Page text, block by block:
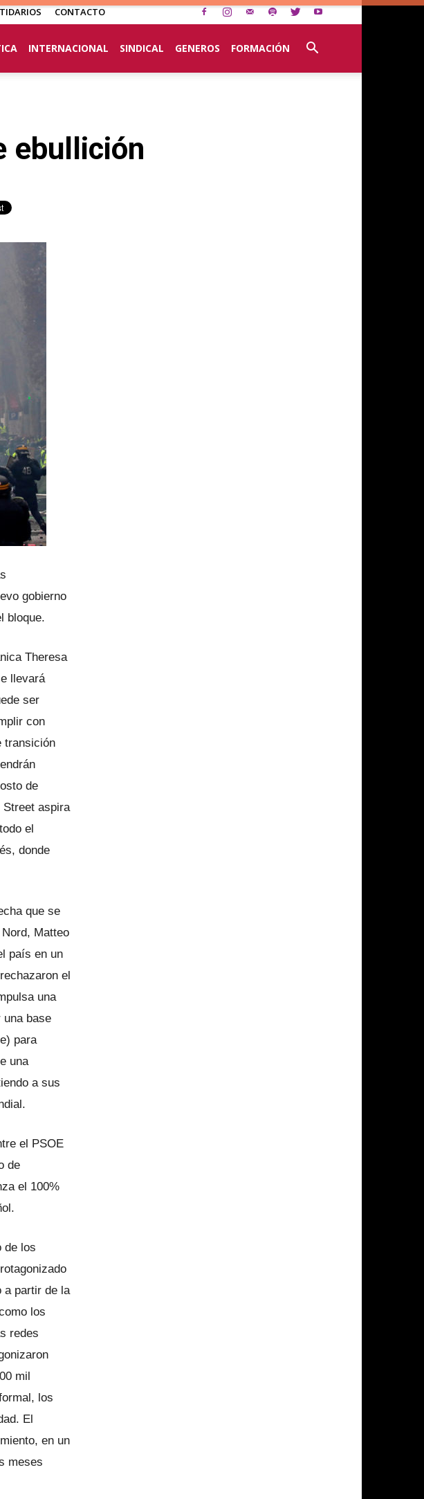
CONTACTO
INTERNACIONAL SINDICAL GENEROS FORMACIÓN
ebullición
gobierno
bloque.
Theresa
llevará
ser
con
transición
de
Street aspira
el
donde
que se
Matteo
país en un
el
una
una base
para
una
a sus
el PSOE
de
el 100%
de los
a partir de la
los
redes
mil
los
El
en un
meses